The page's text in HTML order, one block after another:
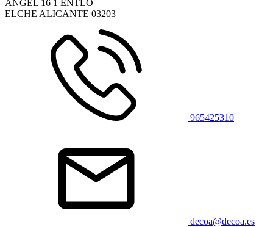
ANGEL 16 1 ENTLO
ELCHE ALICANTE 03203
965425310
decoa@decoa.es